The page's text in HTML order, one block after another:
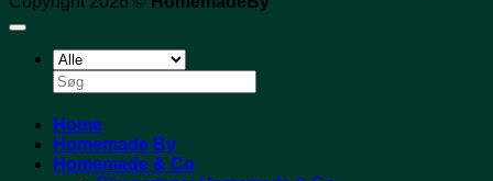
Søg
efter:
Home
Homemade By
Homemade & Co